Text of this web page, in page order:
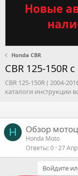
Новые
Honda CBR
CBR 125-150R
CBR 125-150R ( 2004-
каталоги инструкции
H Обзор
Honda Moto
Ответы 0 27
Войдите